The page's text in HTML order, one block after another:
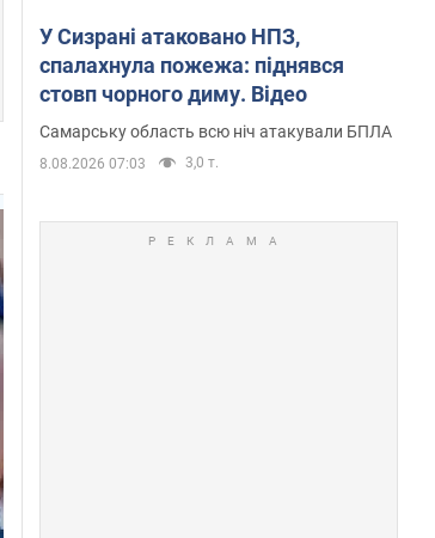
У Сизрані атаковано НПЗ,
спалахнула пожежа: піднявся
стовп чорного диму. Відео
Самарську область всю ніч атакували БПЛА
8.08.2026 07:03 3,0 т.